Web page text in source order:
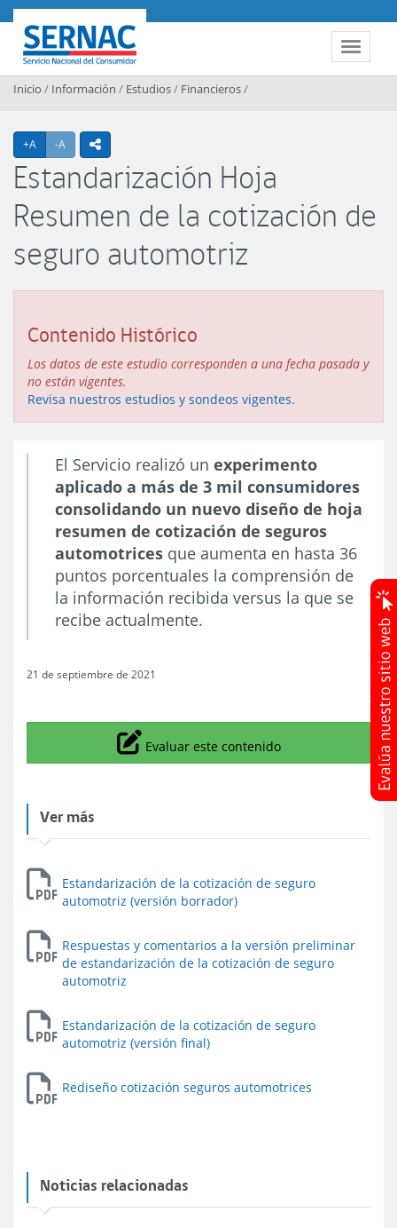
Contenido principal
Toggle
SERNAC
Inicio / Información / Estudios/ Financieros/
+A Agrandar texto
-A Achicar textoicono compartir
Estandarización Hoja
Resumen de la cotización de
seguro automotriz
Contenido Histórico
Los datos de este estudio corresponden a una fecha pasada y
no están vigentes.
Revisa nuestros estudios y sondeos vigentes.
El Servicio realizó un experimento
aplicado a más de 3 mil consumidores
consolidando un nuevo diseño de hoja
resumen de cotización de seguros
automotrices que aumenta en hasta 36
puntos porcentuales la comprensión de
la información recibida versus la que se
recibe actualmente.
21 de septiembre de 2021
Icono
Evaluar este contenido
Ver más
Estandarización de la cotización de seguro
automotriz (versión borrador)
Respuestas y comentarios a la versión preliminar
de estandarización de la cotización de seguro
automotriz
Estandarización de la cotización de seguro
automotriz (versión final)
Rediseño cotización seguros automotrices
Noticias relacionadas